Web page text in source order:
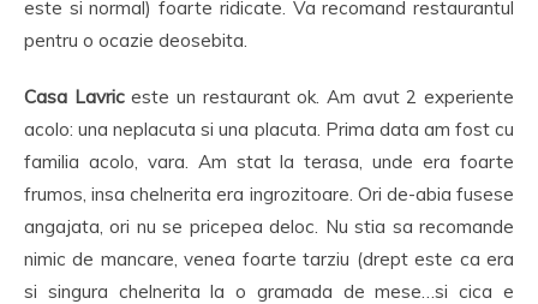
este si normal) foarte ridicate. Va recomand restaurantul
pentru o ocazie deosebita.
Casa Lavriceste un restaurant ok. Am avut 2 experiente
acolo: una neplacuta si una placuta. Prima data am fost cu
familia acolo, vara. Am stat la terasa, unde era foarte
frumos, insa chelnerita era ingrozitoare. Ori de-abia fusese
angajata, ori nu se pricepea deloc. Nu stia sa recomande
nimic de mancare, venea foarte tarziu (drept este ca era
si singura chelnerita la o gramada de mese…si cica e